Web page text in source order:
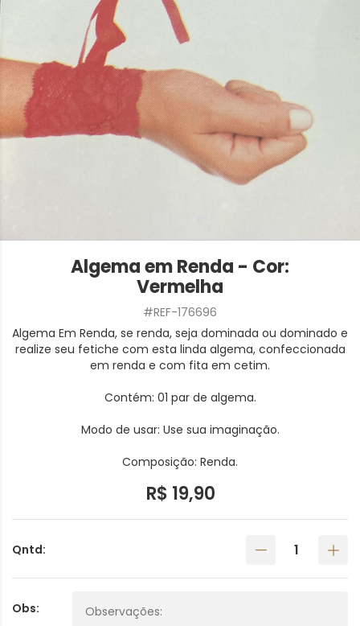
Algema em Renda - Cor:
Vermelha
#REF-176696
Algema Em Renda, se renda, seja dominada ou dominado e
realize seu fetiche com esta linda algema, confeccionada
em renda e com fita em cetim.
Contém: 01 par de algema.
Modo de usar: Use sua imaginação.
Composição: Renda.
R$ 19,90
Qntd:
Obs: